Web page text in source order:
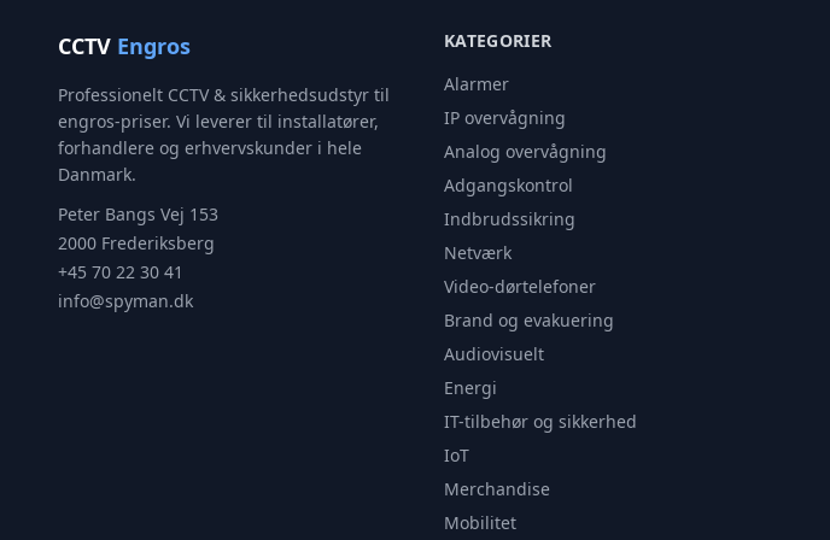
CCTV Engros
Professionelt CCTV & sikkerhedsudstyr til
engros-priser. Vi leverer til installatører,
forhandlere og erhvervskunder i hele
Danmark.
Peter Bangs Vej 153
2000 Frederiksberg
+45 70 22 30 41
info@spyman.dk
KATEGORIER
Alarmer
IP overvågning
Analog overvågning
Adgangskontrol
Indbrudssikring
Netværk
Video-dørtelefoner
Brand og evakuering
Audiovisuelt
Energi
IT-tilbehør og sikkerhed
IoT
Merchandise
Mobilitet